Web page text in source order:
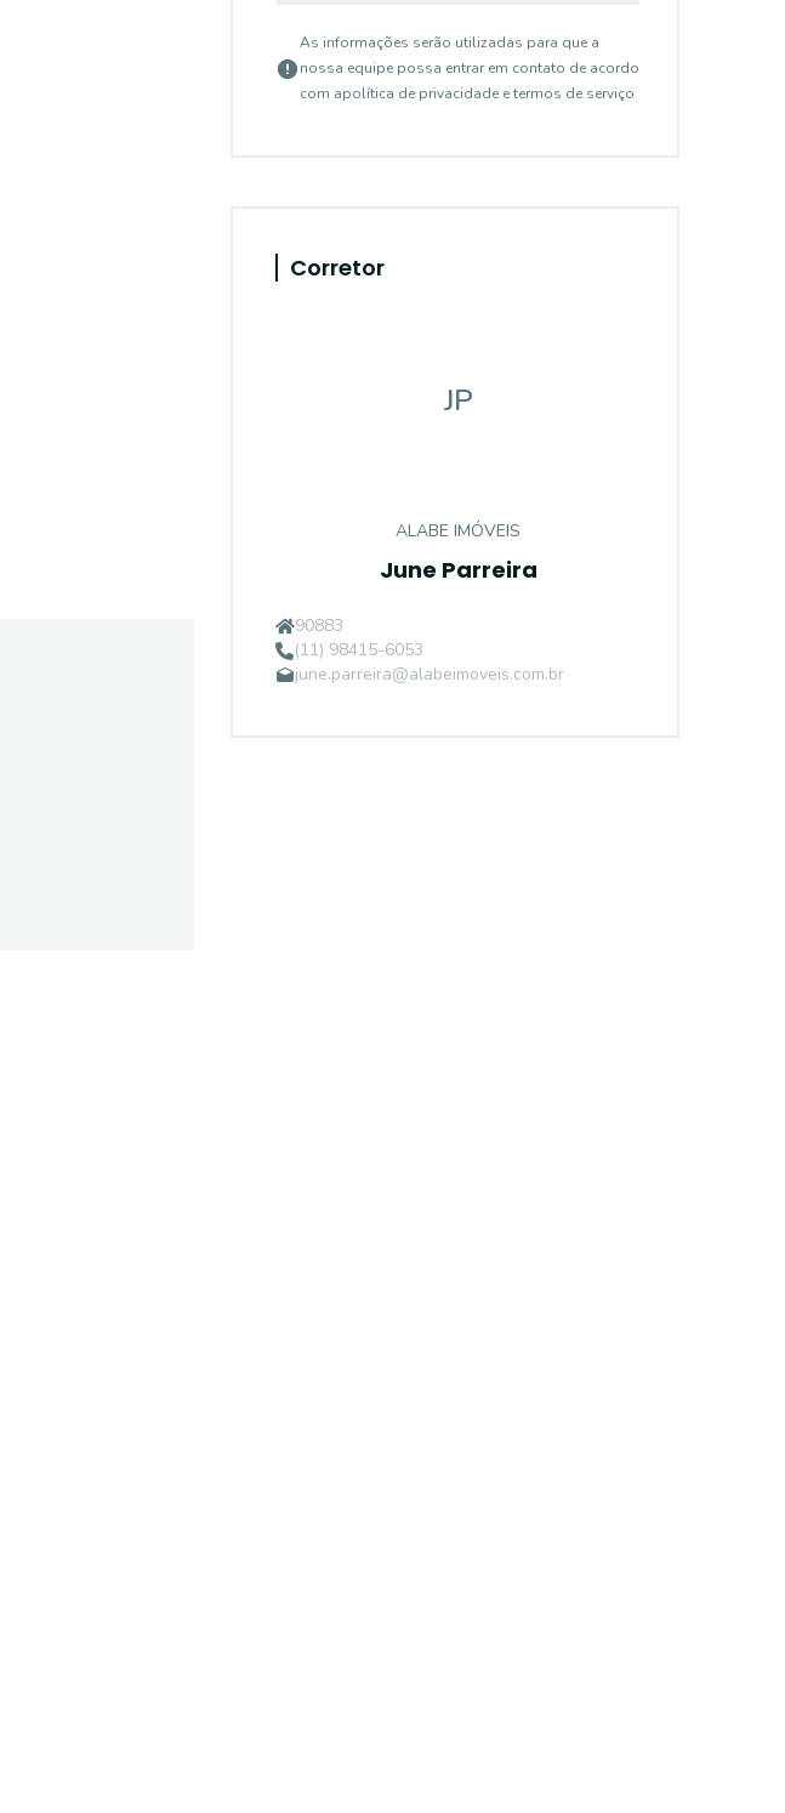
As informações serão utilizadas para que a
nossa equipe possa entrar em contato de acordo
com apolítica de privacidade e termos de serviço
Corretor
JP
ALABE IMÓVEIS
June Parreira
90883
(11) 98415-6053
june.parreira@alabeimoveis.com.br